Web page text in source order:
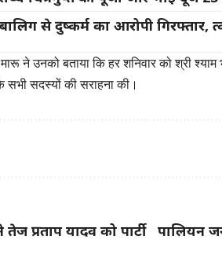
से दुष्कर्म का आरोपी गिरफ्तार,
ने उनको बताया कि हर शनिवार को श्री
सदस्यों की सराहना की।
प्रताप यादव को पार्टी
पालियन